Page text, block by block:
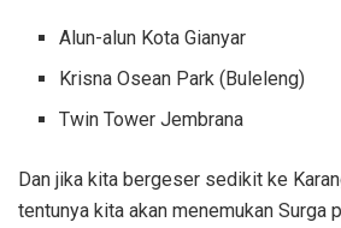
Alun-alun Kota Gianyar
Krisna Osean Park (Buleleng)
Twin Tower Jembrana
Dan jika kita bergeser sedikit ke
tentunya kita akan menemukan Surga